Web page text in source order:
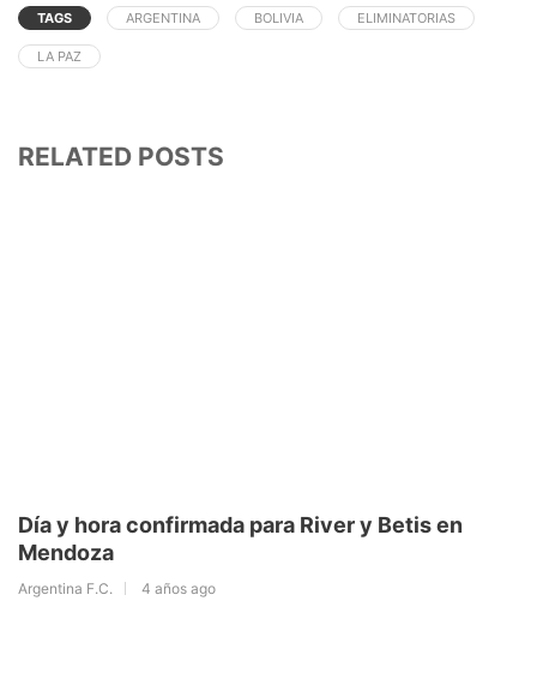
TAGS ARGENTINA BOLIVIA ELIMINATORIAS
LA PAZ
RELATED POSTS
Día y hora confirmada para River y Betis en
Mendoza
Argentina F.C. 4 años ago